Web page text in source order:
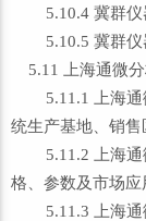
5.10.4 冀群仪
5.10.5 冀群仪
5.11 上海通微
5.11.1 上海通微
统生产基地、销
5.11.2 上海通微
格、参数及市场应
5.11.3 上海通微